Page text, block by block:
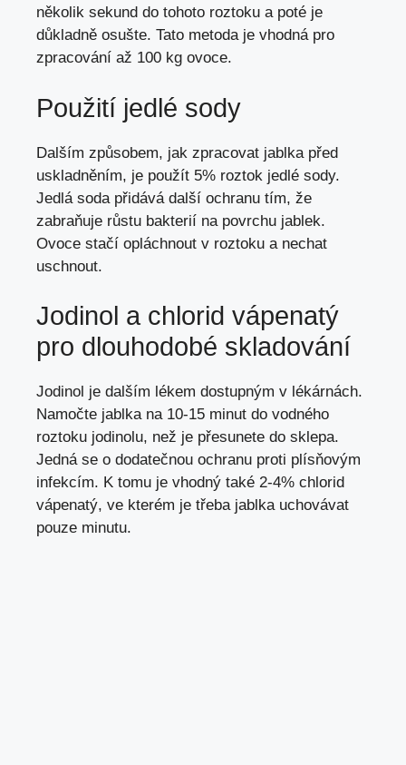
několik sekund do tohoto roztoku a poté je
důkladně osušte. Tato metoda je vhodná pro
zpracování až 100 kg ovoce.
Použití jedlé sody
Dalším způsobem, jak zpracovat jablka před
uskladněním, je použít 5% roztok jedlé sody.
Jedlá soda přidává další ochranu tím, že
zabraňuje růstu bakterií na povrchu jablek.
Ovoce stačí opláchnout v roztoku a nechat
uschnout.
Jodinol a chlorid vápenatý
pro dlouhodobé skladování
Jodinol je dalším lékem dostupným v lékárnách.
Namočte jablka na 10-15 minut do vodného
roztoku jodinolu, než je přesunete do sklepa.
Jedná se o dodatečnou ochranu proti plísňovým
infekcím. K tomu je vhodný také 2-4% chlorid
vápenatý, ve kterém je třeba jablka uchovávat
pouze minutu.